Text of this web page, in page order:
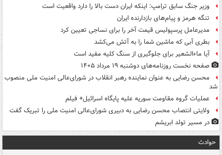
وزیر جنگ سابق ترامپ: اینکه ایران دست بالا را دارد واقعیت است
تنگه هرمز و پیام‌های بازدارنده ایران
مدیرعامل پرسپولیس قیمت آخر را برای نساجی تعیین کرد
بطری آبی که ماشین شما را به آتش می‌کشد
آیا ماءالشعیر برای جلوگیری از سنگ کلیه مفید است
صفحه نخست روزنامه‌های دوشنبه ۱۹ مرداد ۱۴۰۵
محسن رضایی به عنوان نماینده رهبر انقلاب در شورای‌عالی امنیت ملی منصوب
شد
عملیات گروه مقاومت سوریه علیه پایگاه اسرائیل+ فیلم
ولایتی انتصاب محسن رضایی به دبیری شورای‌عالی امنیت ملی را تبریک گفت
در مسیر تولد ابریشم
حوادث